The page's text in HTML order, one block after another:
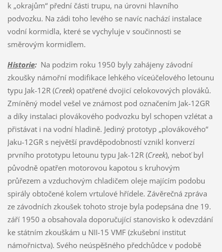
k „okrajům“ přední části trupu, na úrovni hlavního
podvozku. Na zádi toho levého se navíc nachází instalace
vodní kormidla, které se vychyluje v součinnosti se
směrovým kormidlem.
Historie:Na podzim roku 1950 byly zahájeny závodní
zkoušky námořní modifikace lehkého víceúčelového letounu
typu Jak-12R (Creek) opatřené dvojicí celokovových plováků.
Zmíněný model vešel ve známost pod označením Jak-12GR
a díky instalaci plovákového podvozku byl schopen vzlétat a
přistávat i na vodní hladině. Jediný prototyp „plovákového“
Jaku-12GR s největší pravděpodobností vznikl konverzí
prvního prototypu letounu typu Jak-12R (Creek), neboť byl
původně opatřen motorovou kapotou s kruhovým
průřezem a vzduchovým chladičem oleje majícím podobu
spirály obtočené kolem vrtulové hřídele. Závěrečná zpráva
ze závodních zkoušek tohoto stroje byla podepsána dne 19.
září 1950 a obsahovala doporučující stanovisko k odevzdání
ke státním zkouškám u NII-15 VMF (zkušební institut
námořnictva). Svého neúspěšného předchůdce v podobě